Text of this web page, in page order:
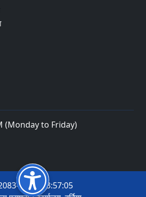
(Monday to Friday)
04-20 13:57:05